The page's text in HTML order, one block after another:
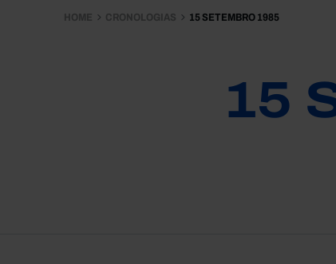
HOME CRONOLOGIAS 15 SETEMBRO 1985
15